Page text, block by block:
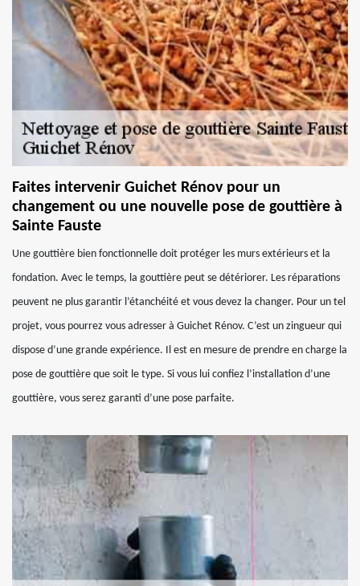
Faites intervenir Guichet Rénov pour un
changement ou une nouvelle pose de gouttière à
Sainte Fauste
Une gouttière bien fonctionnelle doit protéger les murs extérieurs et la
fondation. Avec le temps, la gouttière peut se détériorer. Les réparations
peuvent ne plus garantir l’étanchéité et vous devez la changer. Pour un tel
projet, vous pourrez vous adresser à Guichet Rénov. C’est un zingueur qui
dispose d’une grande expérience. Il est en mesure de prendre en charge la
pose de gouttière que soit le type. Si vous lui confiez l’installation d’une
gouttière, vous serez garanti d’une pose parfaite.